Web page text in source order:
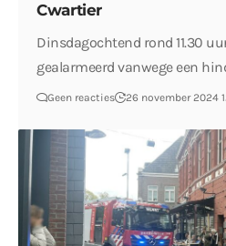
Cwartier
Dinsdagochtend rond 11.30
gealarmeerd vanwege een
Geen reacties 26 november 2024